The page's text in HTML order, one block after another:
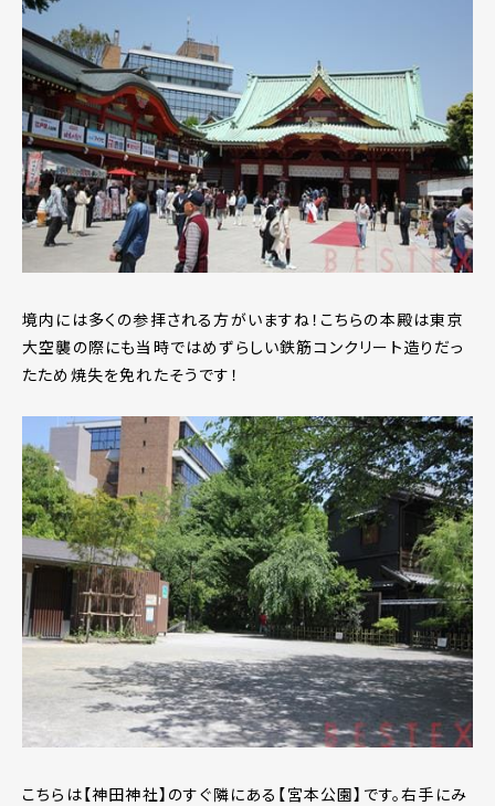
境内には多くの参拝される方がいますね！こちらの本殿は東京
大空襲の際にも当時ではめずらしい鉄筋コンクリート造りだっ
たため焼失を免れたそうです！
こちらは【神田神社】のすぐ隣にある【宮本公園】です。右手にみ